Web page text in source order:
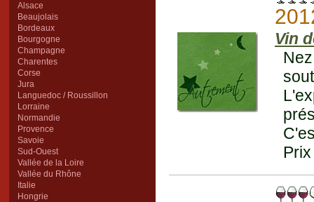
Alsace
Beaujolais
Bordeaux
Bourgogne
Champagne
Charentes
Corse
Jura
Languedoc / Roussillon
Lorraine
Normandie
Provence
Savoie
Sud-Ouest
Vallée de la Loire
Vallée du Rhône
Italie
Hongrie
Vin